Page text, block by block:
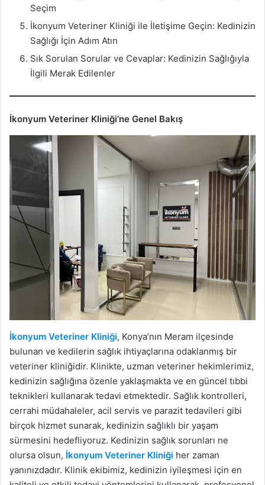
Seçim
İkonyum Veteriner Kliniği ile İletişime Geçin: Kedinizin
Sağlığı İçin Adım Atın
Sık Sorulan Sorular ve Cevaplar: Kedinizin Sağlığıyla
İlgili Merak Edilenler
İkonyum Veteriner Kliniği’ne Genel Bakış
İkonyum Veteriner Kliniği, Konya’nın Meram ilçesinde
bulunan ve kedilerin sağlık ihtiyaçlarına odaklanmış bir
veteriner kliniğidir. Klinikte, uzman veteriner hekimlerimiz,
kedinizin sağlığına özenle yaklaşmakta ve en güncel tıbbi
teknikleri kullanarak tedavi etmektedir. Sağlık kontrolleri,
cerrahi müdahaleler, acil servis ve parazit tedavileri gibi
birçok hizmet sunarak, kedinizin sağlıklı bir yaşam
sürmesini hedefliyoruz. Kedinizin sağlık sorunları ne
olursa olsun, İkonyum Veteriner Kliniği her zaman
yanınızdadır. Klinik ekibimiz, kedinizin iyileşmesi için en